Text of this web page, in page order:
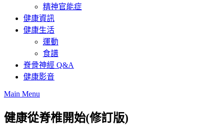
精神官能症
健康資訊
健康生活
運動
食譜
脊骨神經 Q&A
健康影音
Main Menu
健康從脊椎開始(修訂版)